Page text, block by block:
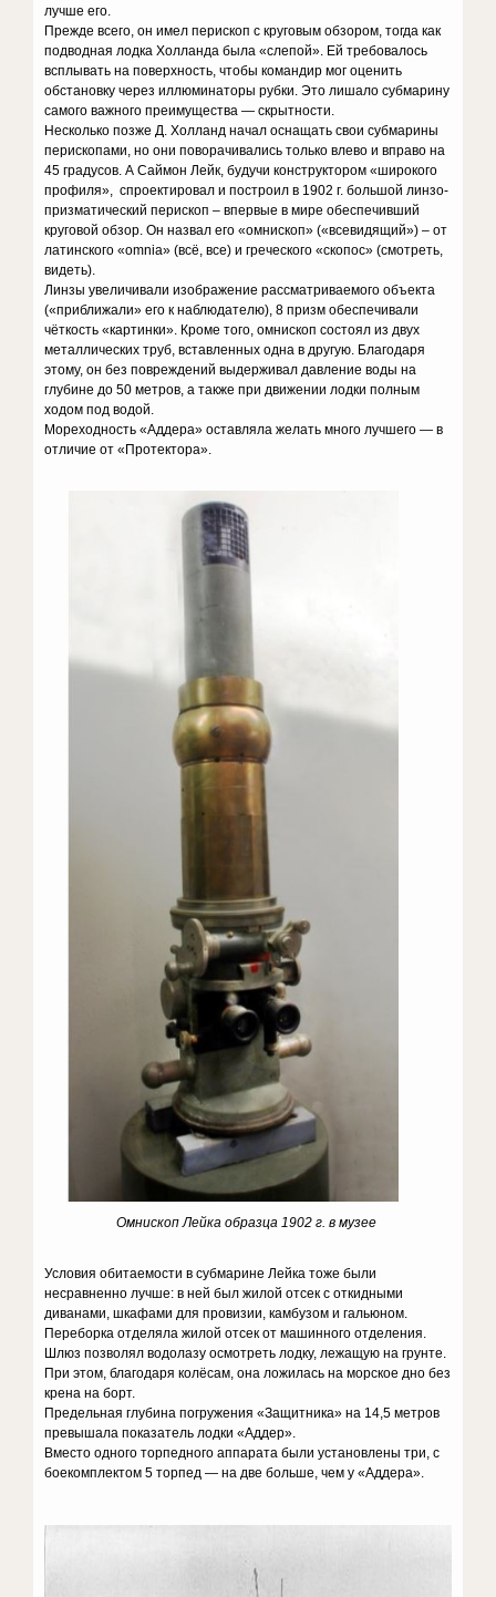
лучше его.
Прежде всего, он имел перископ с круговым обзором, тогда как
подводная лодка Хoлланда была «слепой». Ей требовалось
всплывать на поверхность, чтобы командир мог оценить
обстановку через иллюминаторы рубки. Это лишало субмарину
самого важного преимущества — скрытности.
Несколько позже Д. Холланд начал оснащать свои субмарины
перископами, но они поворачивались только влево и вправо на
45 градусов. А Саймон Лейк, будучи конструктором «широкого
профиля», спроектировал и построил в 1902 г. большой линзо-
призматический перископ – впервые в мире обеспечивший
круговой обзор. Он назвал его «омнископ» («всевидящий») – от
латинского «omnia» (всё, все) и греческого «скопос» (смотреть,
видеть).
Линзы увеличивали изображение рассматриваемого объекта
(«приближали» его к наблюдателю), 8 призм обеспечивали
чёткость «картинки». Кроме того, омнископ состоял из двух
металлических труб, вставленных одна в другую. Благодаря
этому, он без повреждений выдерживал давление воды на
глубине до 50 метров, а также при движении лодки полным
ходом под водой.
Мореходность «Аддера» оставляла желать много лучшего — в
отличие от «Протектора».
Омнископ Лейка образца 1902 г. в музее
Условия обитаемости в субмарине Лейка тоже были
несравненно лучше: в ней был жилой отсек с откидными
диванами, шкафами для провизии, камбузом и гальюном.
Переборка отделяла жилой отсек от машинного отделения.
Шлюз позволял водолазу осмотреть лодку, лежащую на грунте.
При этом, благодаря колёсам, она ложилась на морское дно без
крена на борт.
Предельная глубина погружения «Защитника» на 14,5 метров
превышала показатель лодки «Аддер».
Вместо одного торпедного аппарата были установлены три, с
боекомплектом 5 торпед — на две больше, чем у «Аддера».